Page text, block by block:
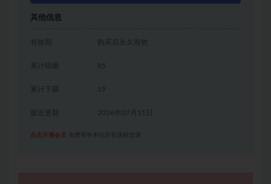
其他信息
有效期 购买后永久有效
累计销量 85
累计下载 19
2026年07月11日
点击开通会员 免费享有本站所有课程资源